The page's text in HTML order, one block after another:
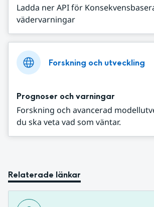
Ladda ner API för
vädervarningar
Forskning och utveckling
Prognoser och varningar
Forskning och avancerad
du ska veta vad som väntar.
Relaterade länkar